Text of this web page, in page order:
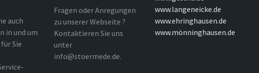
auch
in und um
Sie
Fragen oder Anregungen
zu unserer Webseite ?
Kontaktieren Sie uns
unter
info@stoermede.de.
www.langeneicke.de
www.ehringhausen.de
www.mönninghausen.de